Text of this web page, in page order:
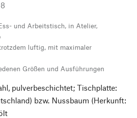
und Arbeitstisch, in Atelier,
luftig, mit maximaler
Größen und Ausführungen
pulverbeschichtet; Tischplatte:
bzw. Nussbaum (Herkunft: